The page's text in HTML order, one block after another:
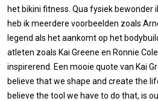
het bikini fitness. Qua fysiek bewonder
heb ik meerdere voorbeelden zoals
legend als het aankomt op het
atleten zoals Kai Greene en Ronnie
inspirerend. Een mooie quote van Kai
believe that we shape and create the
believe the tool we have to do that, is